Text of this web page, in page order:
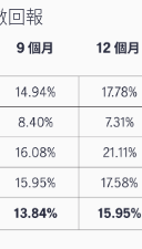
回報